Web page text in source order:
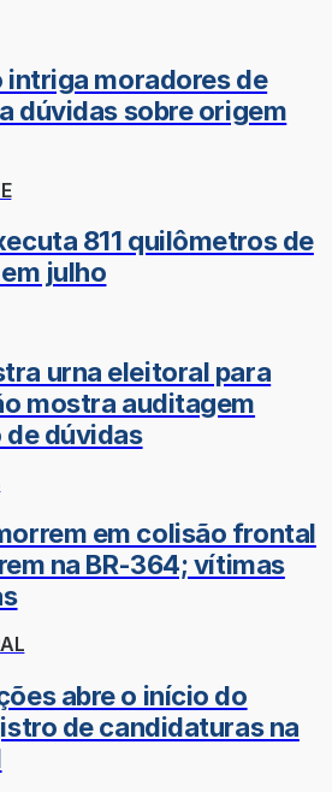
intriga moradores de
dúvidas sobre origem
811 quilômetros de
julho
urna eleitoral para
mostra auditagem
de dúvidas
em colisão frontal
na BR-364; vítimas
abre o início do
de candidaturas na